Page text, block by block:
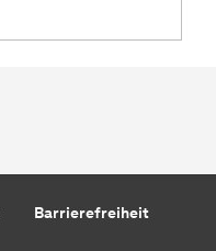
Barrierefreiheit